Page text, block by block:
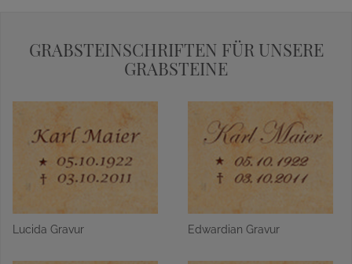
GRABSTEINSCHRIFTEN FÜR UNSERE
GRABSTEINE
Lucida Gravur Edwardian Gravur